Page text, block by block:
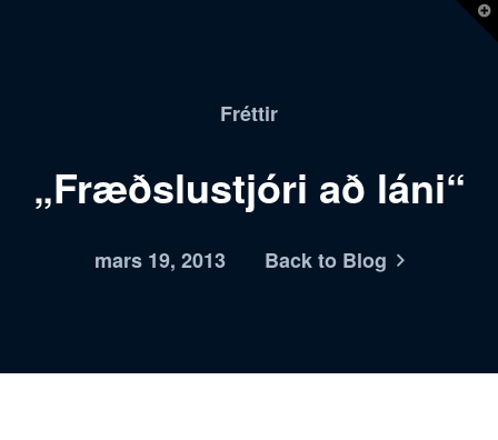
Fréttir
„Fræðslustjóri að láni“
mars 19, 2013 Back to Blog